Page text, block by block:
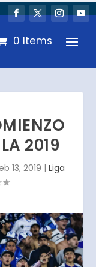
0 Items
2019
13, 2019 | Liga